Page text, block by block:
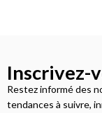
Inscrivez-
Restez informé des
tendances à suivre,